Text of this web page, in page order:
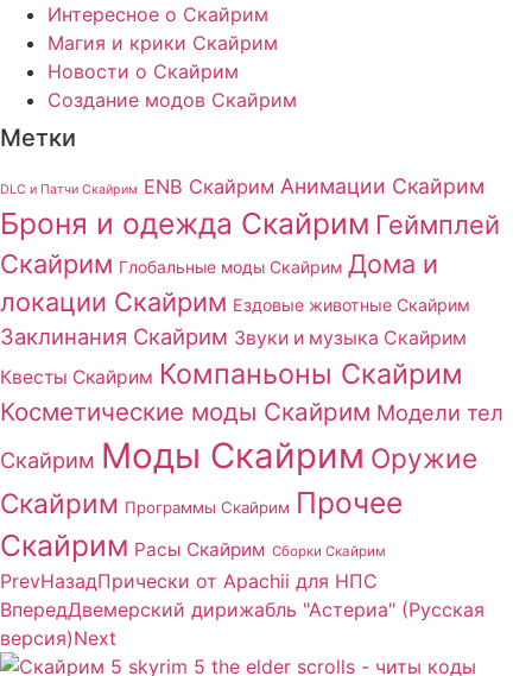
Интересное о Скайрим
Магия и крики Скайрим
Новости о Скайрим
Создание модов Скайрим
Метки
DLC и Патчи Скайрим ENB Скайрим Анимации Скайрим
Броня и одежда Скайрим Геймплей
Скайрим Глобальные моды Скайрим Дома и
локации Скайрим Ездовые животные Скайрим
Заклинания Скайрим Звуки и музыка Скайрим
Квесты Скайрим Компаньоны Скайрим
Косметические моды Скайрим Модели тел
Скайрим Моды Скайрим Оружие
Скайрим Программы Скайрим Прочее
Скайрим Расы Скайрим Сборки Скайрим
PrevНазадПрически от Apachii для НПС
ВпередДвемерский дирижабль "Астериа" (Русская
версия)Next